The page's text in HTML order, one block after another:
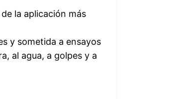
la aplicación más
y sometida a ensayos
al agua, a golpes y a